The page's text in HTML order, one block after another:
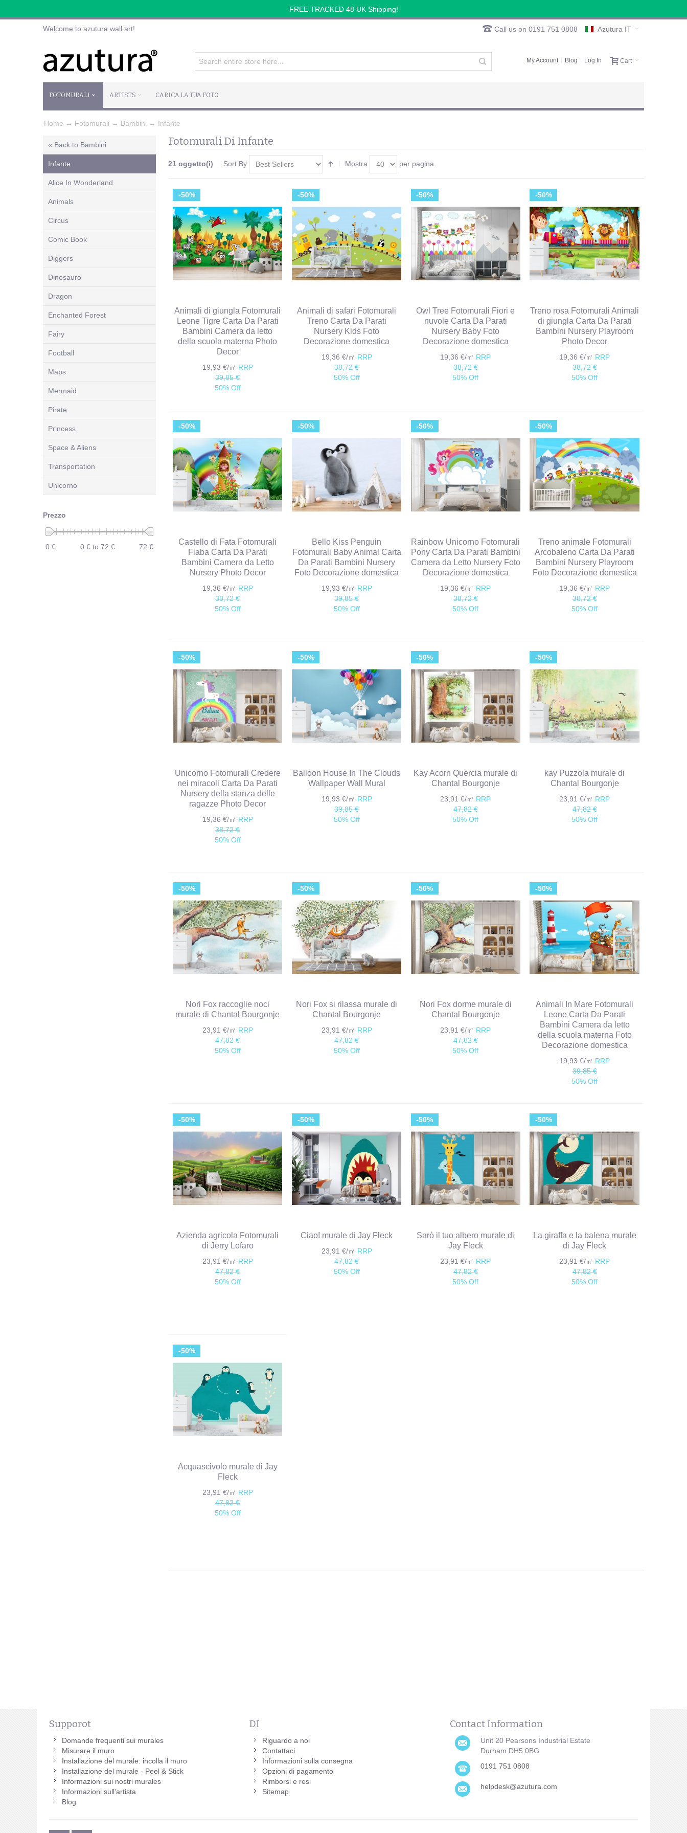
FREE TRACKED 48 UK Shipping!
Welcome to azutura wall art! Azutura IT
Call us on 0191 751 0808
Cart
My Account Blog Log In
FOTOMURALI ARTISTS CARICA LA TUA FOTO
Home → Fotomurali → Bambini → Infante
Fotomurali Di Infante
21 oggetto(i) Sort By Mostra per pagina
-50%
Animali di giungla Fotomurali
Leone Tigre Carta Da Parati
Bambini Camera da letto
della scuola materna Photo
Decor
19,93 €/㎡ RRP
39,85 €
50% Off
-50%
Animali di safari Fotomurali
Treno Carta Da Parati
Nursery Kids Foto
Decorazione domestica
19,36 €/㎡ RRP
38,72 €
50% Off
-50%
Owl Tree Fotomurali Fiori e
nuvole Carta Da Parati
Nursery Baby Foto
Decorazione domestica
19,36 €/㎡ RRP
38,72 €
50% Off
-50%
Treno rosa Fotomurali Animali
di giungla Carta Da Parati
Bambini Nursery Playroom
Photo Decor
19,36 €/㎡ RRP
38,72 €
50% Off
-50%
Castello di Fata Fotomurali
Fiaba Carta Da Parati
Bambini Camera da Letto
Nursery Photo Decor
19,36 €/㎡ RRP
38,72 €
50% Off
-50%
Bello Kiss Penguin
Fotomurali Baby Animal Carta
Da Parati Bambini Nursery
Foto Decorazione domestica
19,93 €/㎡ RRP
39,85 €
50% Off
-50%
Rainbow Unicorno Fotomurali
Pony Carta Da Parati Bambini
Camera da Letto Nursery Foto
Decorazione domestica
19,36 €/㎡ RRP
38,72 €
50% Off
-50%
Treno animale Fotomurali
Arcobaleno Carta Da Parati
Bambini Nursery Playroom
Foto Decorazione domestica
19,36 €/㎡ RRP
38,72 €
50% Off
-50%
Unicorno Fotomurali Credere
nei miracoli Carta Da Parati
Nursery della stanza delle
ragazze Photo Decor
19,36 €/㎡ RRP
38,72 €
50% Off
-50%
Balloon House In The Clouds
Wallpaper Wall Mural
19,93 €/㎡ RRP
39,85 €
50% Off
-50%
Kay Acorn Quercia murale di
Chantal Bourgonje
23,91 €/㎡ RRP
47,82 €
50% Off
-50%
kay Puzzola murale di
Chantal Bourgonje
23,91 €/㎡ RRP
47,82 €
50% Off
-50%
Nori Fox raccoglie noci
murale di Chantal Bourgonje
23,91 €/㎡ RRP
47,82 €
50% Off
-50%
Nori Fox si rilassa murale di
Chantal Bourgonje
23,91 €/㎡ RRP
47,82 €
50% Off
-50%
Nori Fox dorme murale di
Chantal Bourgonje
23,91 €/㎡ RRP
47,82 €
50% Off
-50%
Animali In Mare Fotomurali
Leone Carta Da Parati
Bambini Camera da letto
della scuola materna Foto
Decorazione domestica
19,93 €/㎡ RRP
39,85 €
50% Off
-50%
Azienda agricola Fotomurali
di Jerry Lofaro
23,91 €/㎡ RRP
47,82 €
50% Off
-50%
Ciao! murale di Jay Fleck
23,91 €/㎡ RRP
47,82 €
50% Off
-50%
Sarò il tuo albero murale di
Jay Fleck
23,91 €/㎡ RRP
47,82 €
50% Off
-50%
La giraffa e la balena murale
di Jay Fleck
23,91 €/㎡ RRP
47,82 €
50% Off
-50%
Acquascivolo murale di Jay
Fleck
23,91 €/㎡ RRP
47,82 €
50% Off
Prezzo
0 € 72 €
0 € to 72 €
« Back to Bambini
Infante
Alice In Wonderland
Animals
Circus
Comic Book
Diggers
Dinosauro
Dragon
Enchanted Forest
Fairy
Football
Maps
Mermaid
Pirate
Princess
Space & Aliens
Transportation
Unicorno
Supporot
Domande frequenti sui murales
Misurare il muro
Installazione del murale: incolla il muro
Installazione del murale - Peel & Stick
Informazioni sui nostri murales
Informazioni sull'artista
Blog
DI
Riguardo a noi
Contattaci
Informazioni sulla consegna
Opzioni di pagamento
Rimborsi e resi
Sitemap
Contact Information
Unit 20 Pearsons Industrial Estate
Durham DH5 0BG
0191 751 0808
helpdesk@azutura.com